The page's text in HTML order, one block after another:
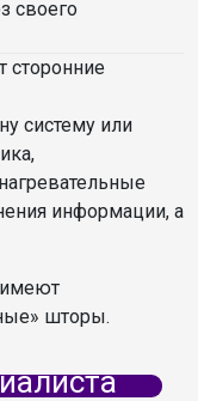
своего
сторонние
систему или
информации, а
имеют
шторы.